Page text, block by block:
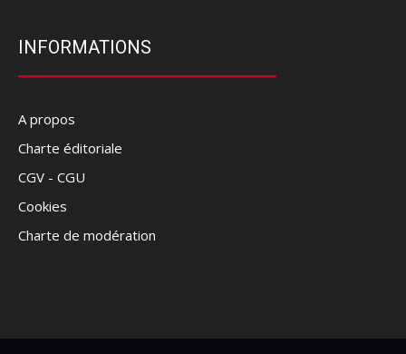
INFORMATIONS
A propos
Charte éditoriale
CGV - CGU
Cookies
Charte de modération